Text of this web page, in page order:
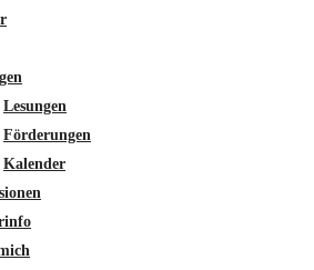
Lesungen
Förderungen
Kalender